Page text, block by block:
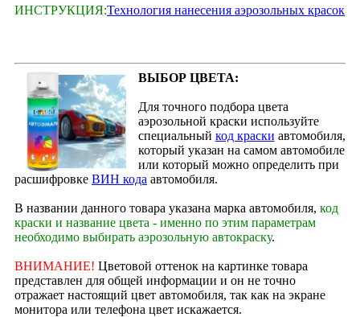
ИНСТРУКЦИЯ:Технология нанесения аэрозольных красок
ВЫБОР ЦВЕТА:
Для точного подбора цвета
аэрозольной краски используйте
специальный код краски автомобиля,
который указан на самом автомобиле
или который можно определить при
расшифровке ВИН кода автомобиля.
В названии данного товара указана марка автомобиля, код
краски и название цвета - именно по этим параметрам
необходимо выбирать аэрозольную автокраску.
ВНИМАНИЕ! Цветовой оттенок на картинке товара
представлен для общей информации и он не точно
отражает настоящий цвет автомобиля, так как на экране
монитора или телефона цвет искажается.